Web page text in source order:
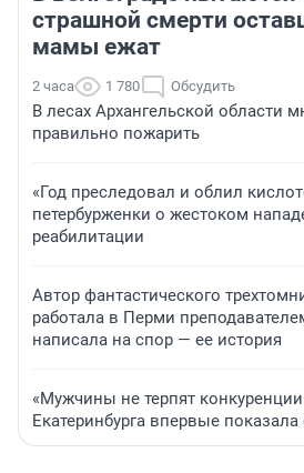
страшной смерти
мамы ежат
2 часа 1 780 Обсудить
В лесах Архангельской области
правильно пожарить
«Год преследовал и облил
петербурженки о жестоком
реабилитации
Автор фантастического
работала в Перми
написала на спор — ее история
«Мужчины не терпят
Екатеринбурга впервые